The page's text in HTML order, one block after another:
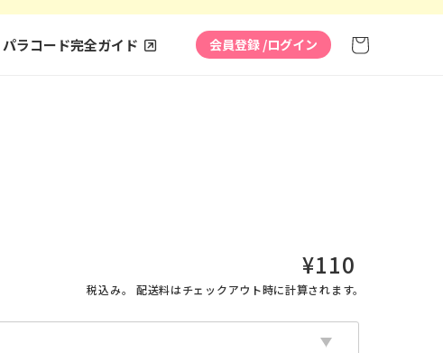
パラコード完全ガイド 会員登録 /ログイン
ー
通
常
価
格
¥110
税込み。 配送料はチェックアウト時に計算されます。